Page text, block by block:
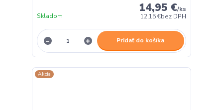
14,95 €/ks
12,15 €bez DPH
Skladom
Pridať do košíka
Akcia